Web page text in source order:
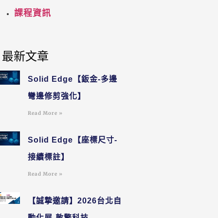
課程資訊
最新文章
Solid Edge【鈑金-多邊
彎邊修剪強化】
Read More »
Solid Edge【座標尺寸-
接續標註】
Read More »
【誠摯邀請】2026台北自